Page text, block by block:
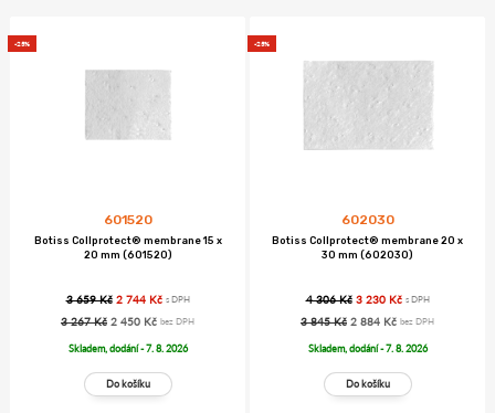
-25%
601520
Botiss Collprotect® membrane 15 x
20 mm (601520)
3 659 Kč 2 744 Kč s DPH
3 267 Kč 2 450 Kč bez DPH
Skladem, dodání - 7. 8. 2026
-25%
602030
Botiss Collprotect® membrane 20 x
30 mm (602030)
4 306 Kč 3 230 Kč s DPH
3 845 Kč 2 884 Kč bez DPH
Skladem, dodání - 7. 8. 2026